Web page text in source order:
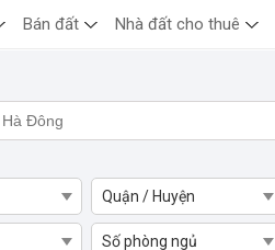
Quận / Huyện
Số phòng ngủ
Bán đất Nhà đất cho thuê